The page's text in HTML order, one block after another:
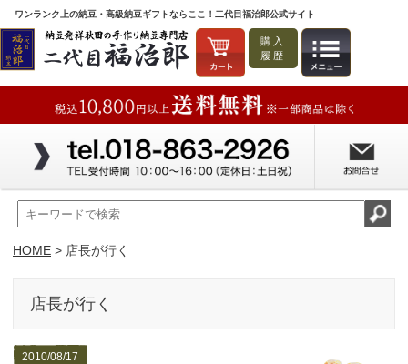
ワンランク上の納豆・高級納豆ギフトならここ！二代目福治郎公式サイト
購入
履歴
HOME > 店長が行く
店長が行く
2010/08/17